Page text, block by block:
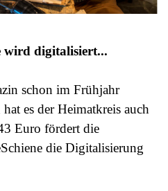
wird digitalisiert...
schon im Frühjahr
hat es der Heimatkreis auch
Euro fördert die
die Digitalisierung